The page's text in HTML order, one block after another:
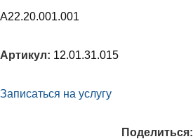
A22.20.001.001
Артикул: 12.01.31.015
Записаться на услугу
Поделиться: